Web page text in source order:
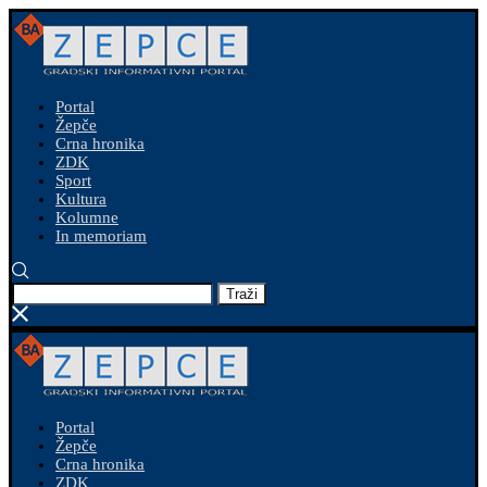
Portal
Žepče
Crna hronika
ZDK
Sport
Kultura
Kolumne
In memoriam
Traži
Portal
Žepče
Crna hronika
ZDK